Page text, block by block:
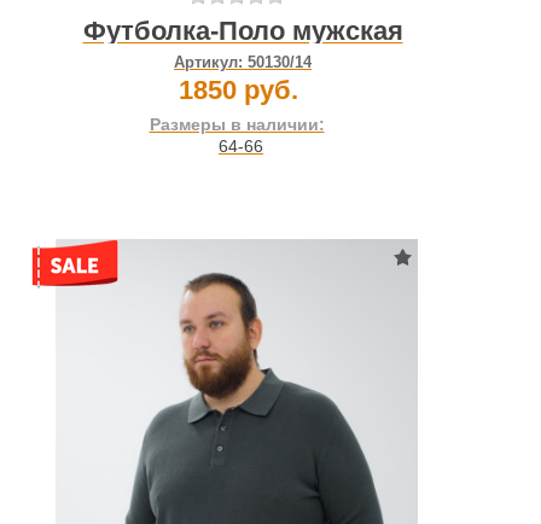
Футболка-Поло мужская
Артикул: 50130/14
1850 руб.
Размеры в наличии:
64-66